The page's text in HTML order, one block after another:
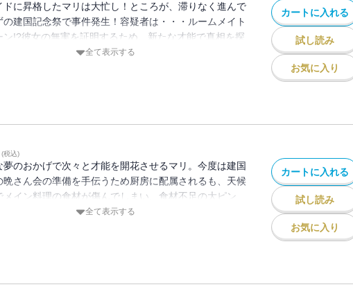
ドに昇格したマリは大忙し！ところが、滞りなく進んで
の建国記念祭で事件発生！容疑者は・・・ルームメイト
ン!?彼女の無実を証明するため、新たな才能で真相を探
しかし事件は思いもよらぬ展開に――!?容疑者を庇った
全て表示する
カートに入れる
試し読み
お気に入り
(税込)
夢のおかげで次々と才能を開花させるマリ。今度は建国
晩さん会の準備を手伝うため厨房に配属されるも、天候
メイン料理の食材が傷んでしまい、食材不足の大ピン
に、厨房に現れた皇太子からは最高のメインディッシュ
全て表示する
カートに入れる
試し読み
お気に入り